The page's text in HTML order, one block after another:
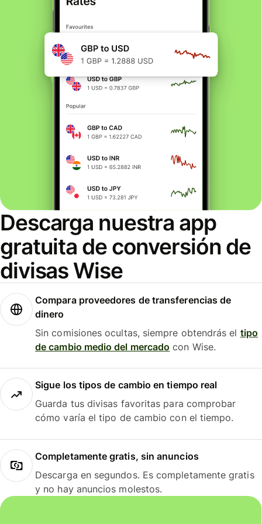
Descarga nuestra app
gratuita de conversión de
divisas Wise
Compara proveedores de transferencias de
dinero
Sin comisiones ocultas, siempre obtendrás el tipo
de cambio medio del mercado con Wise.
Sigue los tipos de cambio en tiempo real
Guarda tus divisas favoritas para comprobar
cómo varía el tipo de cambio con el tiempo.
Completamente gratis, sin anuncios
Descarga en segundos. Es completamente gratis
y no hay anuncios molestos.